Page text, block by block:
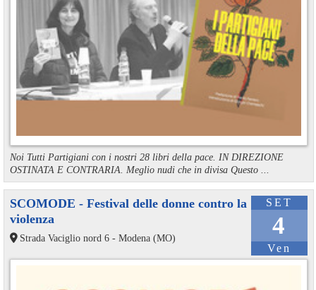
Noi Tutti Partigiani con i nostri 28 libri della pace. IN DIREZIONE
OSTINATA E CONTRARIA. Meglio nudi che in divisa Questo ...
SET
4
Ven
SCOMODE - Festival delle donne contro la
violenza
Strada Vaciglio nord 6 - Modena (MO)